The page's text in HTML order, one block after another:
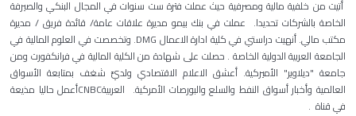
أتيت من خلفية مالية ومصرفية حيث عملت فترة ست سنوات في المجال البنكي والصيرفة
الخاصة بالشركات تحديدا. عملت في بنك بيمو مديرة علاقات عامة/ قائدة فريق / مديرة
مكتب مالي. أنهيت دراستي في كلية ادارة الاعمال DMG. وتخصصت في العلوم المالية في
الجامعة العربية الدولية الخاصة . حصلت على شهادة من الكلية المالية في فرانكفورت ومن
جامعة "ديلاوير" الأميركية. أعشق الاعلام الاقتصادي ولديَّ شغف بمتابعة الأسواق
العالمية وأخبار أسواق النفط والسلع والبورصات الأمركية. العربيةCNBCأعمل حاليا مذيعة
في قناة .